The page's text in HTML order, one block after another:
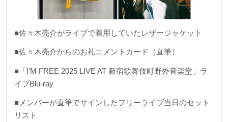
■佐々木亮介がライブで着用していたレザージャケット
■佐々木亮介からのお礼コメントカード（直筆）
■「I’M FREE 2025 LIVE AT 新宿歌舞伎町野外音楽堂」ラ
イブBlu-ray
■メンバーが直筆でサインしたフリーライブ当日のセット
リスト